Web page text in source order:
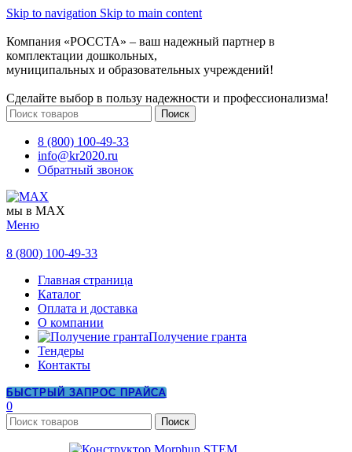
Skip to navigation Skip to main content
Компания «РОССТА» – ваш надежный партнер в
комплектации дошкольных,
муниципальных и образовательных учреждений!
Сделайте выбор в пользу надежности и профессионализма!
Поиск
8 (800) 100-49-33
info@kr2020.ru
Обратный звонок
мы в MAX
Меню
8 (800) 100-49-33
Главная страница
Каталог
Оплата и доставка
О компании
Получение гранта
Тендеры
Контакты
БЫСТРЫЙ ЗАПРОС ПРАЙСА
0
Поиск